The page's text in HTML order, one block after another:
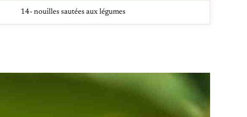
14- nouilles sautées aux légumes